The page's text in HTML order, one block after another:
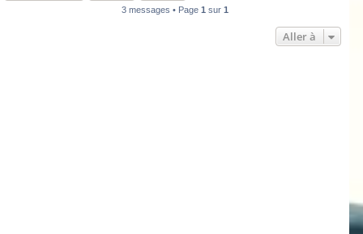
3 messages • Page 1 sur 1
Aller à